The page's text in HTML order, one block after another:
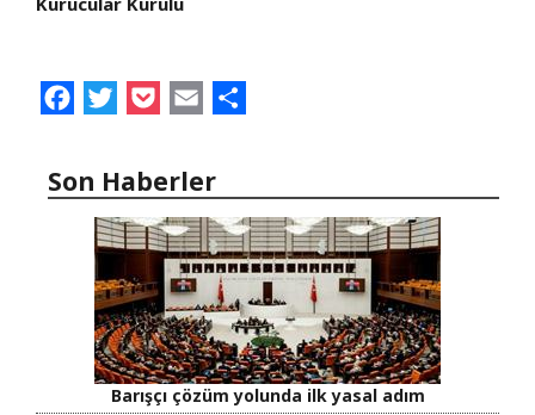
FacebookTwitterPocketEmail
Son Haberler
Barışçı çözüm yolunda ilk yasal adım